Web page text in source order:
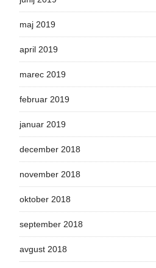
maj 2019
april 2019
marec 2019
februar 2019
januar 2019
december 2018
november 2018
oktober 2018
september 2018
avgust 2018